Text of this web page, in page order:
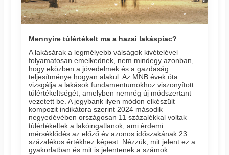
Mennyire túlértékelt ma a hazai lakáspiac?
A lakásárak a legmélyebb válságok kivételével
folyamatosan emelkednek, nem mindegy azonban,
hogy eközben a jövedelmek és a gazdaság
teljesítménye hogyan alakul. Az MNB évek óta
vizsgálja a lakások fundamentumokhoz viszonyított
túlértékeltségét, amelyben nemrég új módszertant
vezetett be. A jegybank ilyen módon elkészült
kompozit indikátora szerint 2024 második
negyedévében országosan 11 százalékkal voltak
túlértékeltek a lakóingatlanok, ami érdemi
mérséklődés az előző év azonos időszakának 23
százalékos értékhez képest. Nézzük, mit jelent ez a
gyakorlatban és mit is jelentenek a számok.